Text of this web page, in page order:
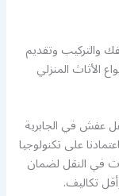
والتركيب وتقديم
الأثاث المنزلي
عفش في الجابرية
على تكنولوجيا
في النقل لضمان
تكاليف.